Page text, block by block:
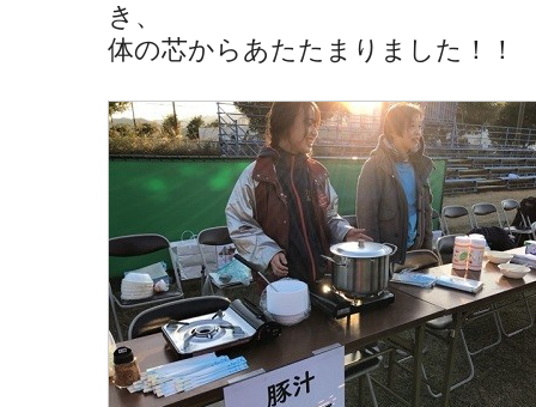
き、
体の芯からあたたまりました！！